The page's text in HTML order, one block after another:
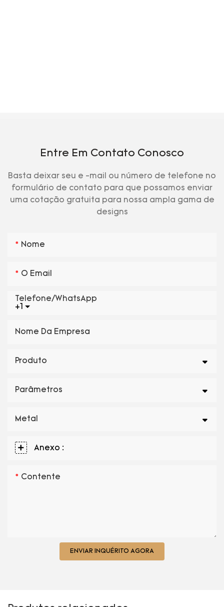
Entre Em Contato Conosco
Basta deixar seu e -mail ou número de telefone no
formulário de contato para que possamos enviar
uma cotação gratuita para nossa ampla gama de
designs
Nome
O Email
+1
Telefone/WhatsApp
Nome Da Empresa
Produto
Parâmetros
Metal
Anexo :
Contente
ENVIAR INQUÉRITO AGORA